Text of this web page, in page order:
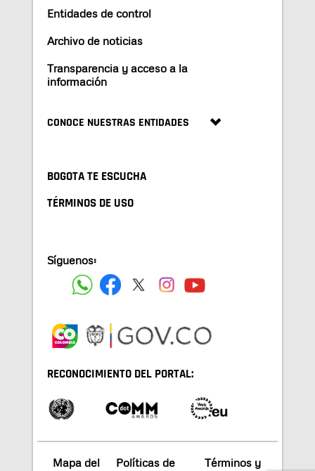
Entidades de control
Archivo de noticias
Transparencia y acceso a la
información
CONOCE NUESTRAS ENTIDADES
BOGOTA TE ESCUCHA
TÉRMINOS DE USO
Síguenos:
RECONOCIMIENTO DEL PORTAL:
Mapa del
Políticas de
Términos y